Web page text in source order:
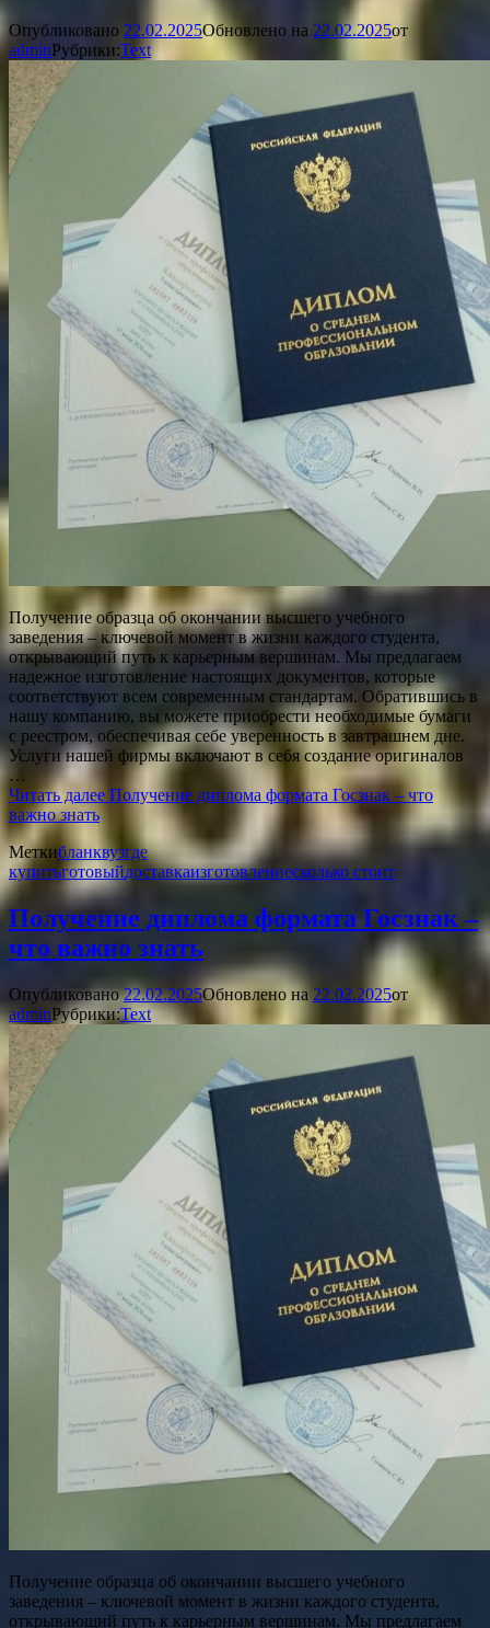
Опубликовано 22.02.2025Обновлено на 22.02.2025от
adminРубрики:Text
Получение образца об окончании высшего учебного
заведения – ключевой момент в жизни каждого студента,
открывающий путь к карьерным вершинам. Мы предлагаем
надежное изготовление настоящих документов, которые
соответствуют всем современным стандартам. Обратившись в
нашу компанию, вы можете приобрести необходимые бумаги
с реестром, обеспечивая себе уверенность в завтрашнем дне.
Услуги нашей фирмы включают в себя создание оригиналов
…
Читать далее Получение диплома формата Госзнак – что
важно знать
Меткибланквузгде
купитьготовыйдоставкаизготовлениесколько стоит
Получение диплома формата Госзнак –
что важно знать
Опубликовано22.02.2025Обновлено на 22.02.2025от
adminРубрики:Text
Получение образца об окончании высшего учебного
заведения – ключевой момент в жизни каждого студента,
открывающий путь к карьерным вершинам. Мы предлагаем